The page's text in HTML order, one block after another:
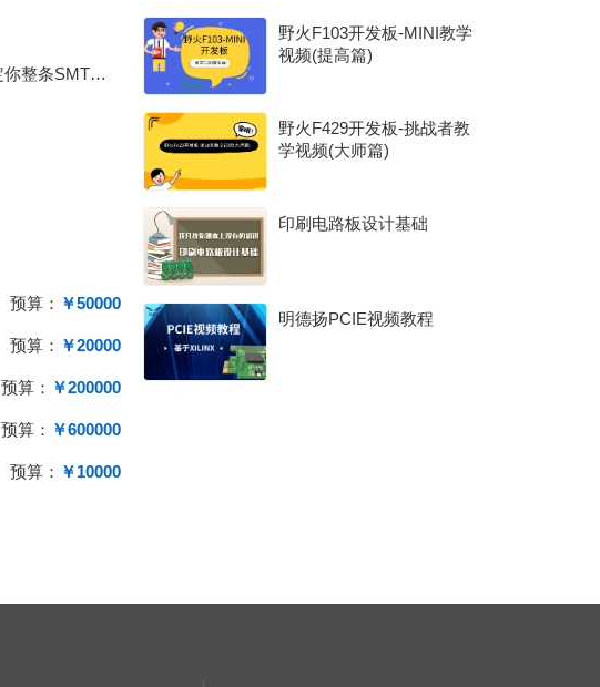
被低估的“附庸”：为什么烧录工位正在决定你整条SMT产线的有效产出？
预算： ￥50000
预算： ￥20000
预算： ￥200000
预算： ￥600000
预算： ￥10000
野火F103开发板-MINI教学
视频(提高篇)
野火F429开发板-挑战者教
学视频(大师篇)
印刷电路板设计基础
明德扬PCIE视频教程